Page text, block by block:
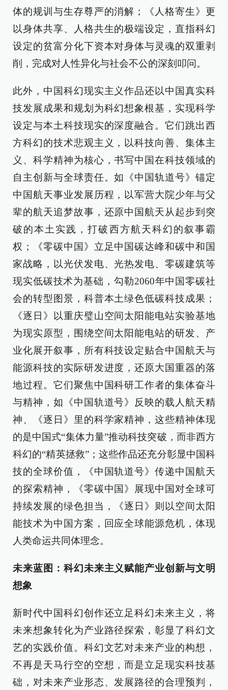
体的规训与生存尊严的消解；《人格寄生》更
以身体共享、人格共生的极端设定，直指科幻
设定的贫富分化下资本对身体与灵魂的双重剥
削，完成对人性异化与社会不公的深刻叩问。
此外，中国科幻现实主义作品还以中国真实科
技发展成果和规划为科幻想象根基，实现科学
设定与本土科技现实的深度融合。它们跳出西
方科幻的技术悲观主义，以科技向善、集体主
义、科学精神为核心，书写中国在科技领域的
自主创新与全球责任。如《中国轨道号》锚定
中国航天事业发展历程，以军营大院少年与父
辈的航天追梦故事，还原中国航天从起步到突
破的本土实践，打破西方航天科幻的叙事霸
权；《零碳中国》立足中国碳达峰和碳中和国
家战略，以光伏发电、光热发电、零碳建筑等
现实低碳技术为基础，勾勒2060年中国零碳社
会的转型图景，科普本土绿色低碳科技成果；
《逐日》以重庆璧山空间太阳能电站实验基地
为现实原型，围绕空间太阳能电站的研发、产
业化展开叙事，所有科技设定贴合中国航天与
能源科技的实际研发进度，还原大国重器的落
地过程。它们聚焦中国科研工作者的集体奋斗
与精神，如《中国轨道号》反映的载人航天精
神、《逐日》里的科学家精神，这些精神体现
的是中国式“集体力量”推动科技突破，而非西方
科幻的“精英拯救”；这些作品还充分彰显中国科
技的全球价值，《中国轨道号》传递中国航天
的探索精神，《零碳中国》展现中国对全球可
持续发展的绿色担当，《逐日》则以空间太阳
能技术为中国方案，回应全球能源危机，体现
人类命运共同体理念。
未来蓝图：科幻未来主义赋能产业创新与文明
想象
新时代中国科幻创作还立足科幻未来主义，将
未来想象转化为产业路径探索，彰显了科幻文
艺的实践价值。科幻文艺对未来产业的构想，
不再是天马行空的空想，而是立足现实科技基
础，对未来产业形态、发展路径的合理预判，